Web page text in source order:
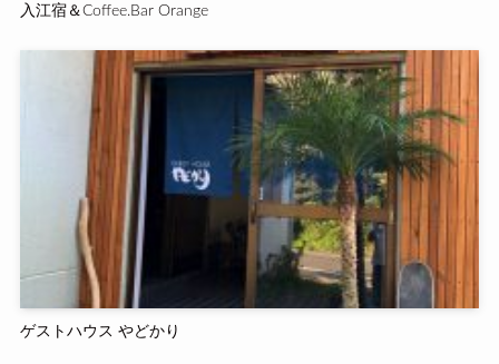
入江宿＆Coffee.Bar Orange
ゲストハウス やどかり